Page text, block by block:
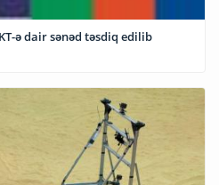
ə dair sənəd təsdiq edilib